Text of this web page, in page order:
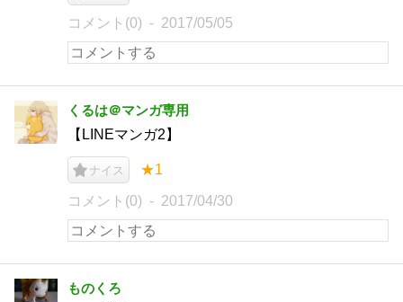
コメント(0) 2017/05/05
くるは＠マンガ専用
【LINEマンガ2】
ナイス ★1
コメント(0) 2017/04/30
ものくろ